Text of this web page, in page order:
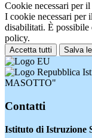
Cookie necessari per
I cookie necessari per
disabilitati. È possibile
policy.
Accetta tutti Salva
MASOTTO"
Contatti
Istituto di Istruzione